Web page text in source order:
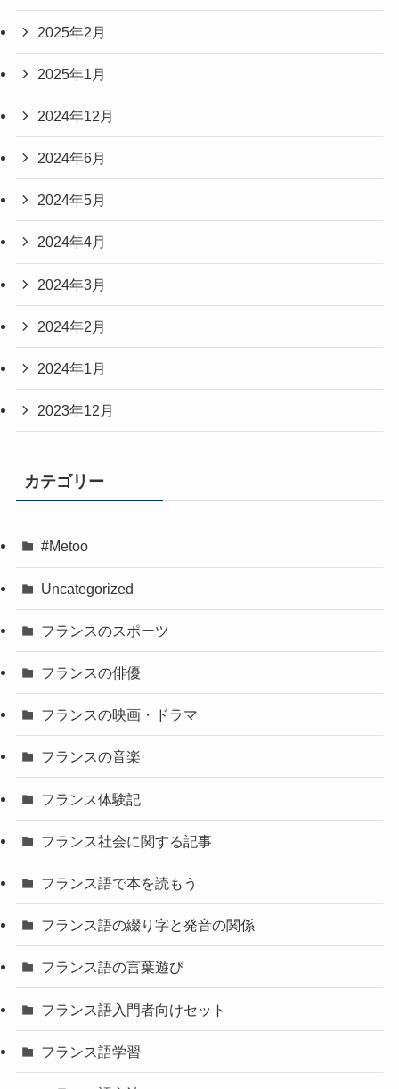
2025年2月
2025年1月
2024年12月
2024年6月
2024年5月
2024年4月
2024年3月
2024年2月
2024年1月
2023年12月
カテゴリー
#Metoo
Uncategorized
フランスのスポーツ
フランスの俳優
フランスの映画・ドラマ
フランスの音楽
フランス体験記
フランス社会に関する記事
フランス語で本を読もう
フランス語の綴り字と発音の関係
フランス語の言葉遊び
フランス語入門者向けセット
フランス語学習